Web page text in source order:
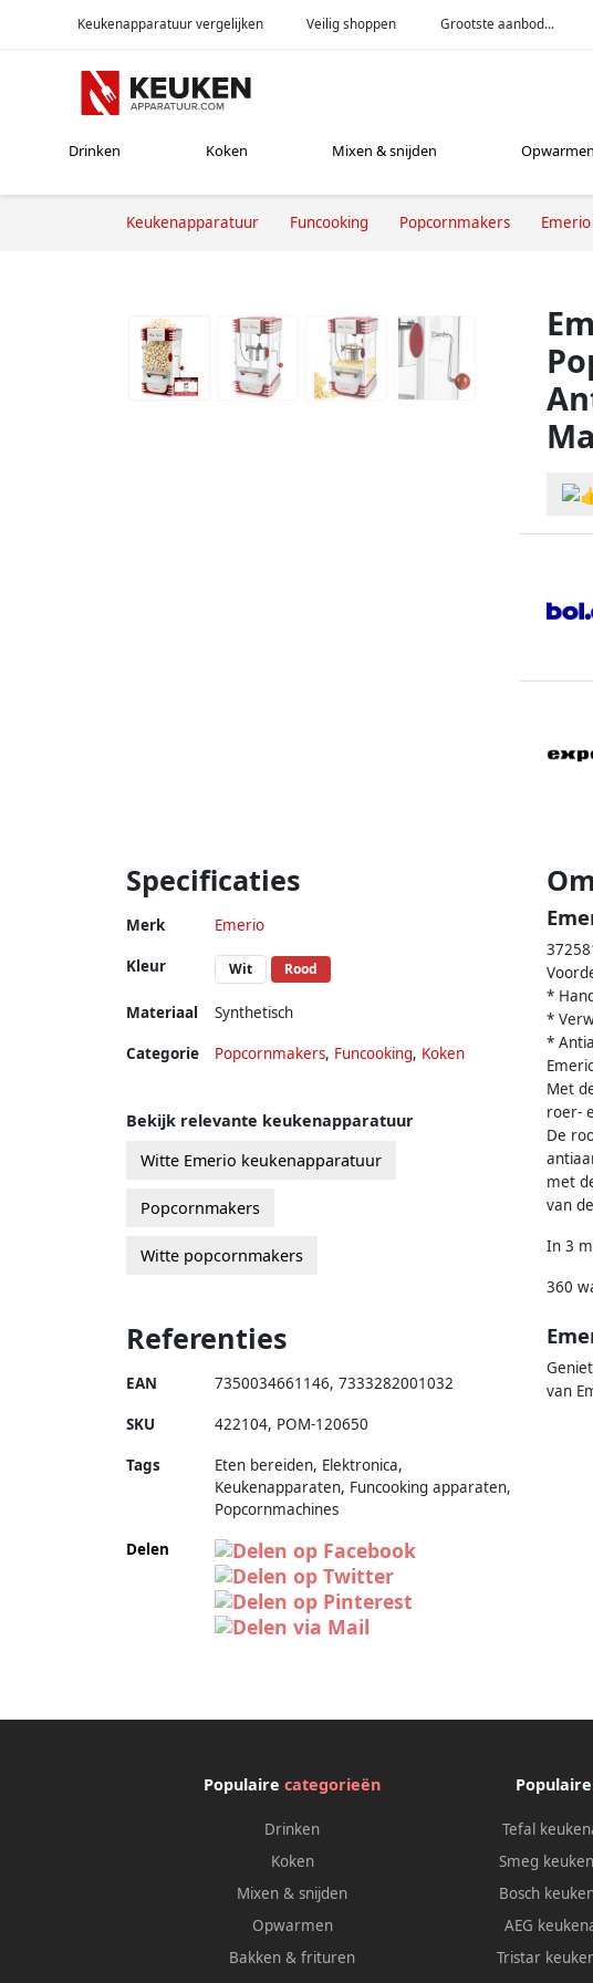
Keukenapparatuur vergelijken Veilig shoppen Grootste aanbod...
Drinken Koken Mixen & snijden Opwarmen
Keukenapparatuur Funcooking Popcornmakers Emerio
Specificaties
Merk Emerio
Kleur Wit Rood
Materiaal Synthetisch
Categorie Popcornmakers, Funcooking, Koken
*
*
*
Met
roer-
De
met
van
In 3
360
van
Bekijk relevante keukenapparatuur
Witte Emerio keukenapparatuur
Popcornmakers
Witte popcornmakers
Referenties
EAN 7350034661146, 7333282001032
SKU 422104, POM-120650
Tags
Eten bereiden, Elektronica,
Keukenapparaten, Funcooking apparaten,
Popcornmachines
Delen
Populairecategorieën
Drinken
Koken
Mixen & snijden
Opwarmen
Bakken & frituren
Populaire
Tefal
Smeg
Bosch
AEG
Tristar